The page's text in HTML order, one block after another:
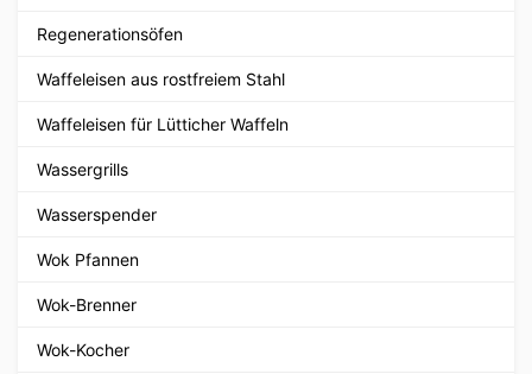
Regenerationsöfen
Waffeleisen aus rostfreiem Stahl
Waffeleisen für Lütticher Waffeln
Wassergrills
Wasserspender
Wok Pfannen
Wok-Brenner
Wok-Kocher